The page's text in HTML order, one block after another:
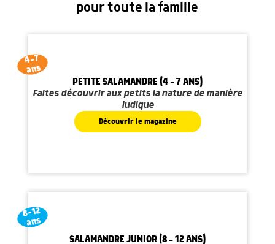
pour toute la famille
4-7
ans
PETITE SALAMANDRE (4 - 7 ANS)
Faites découvrir aux petits la nature de manière
ludique
Découvrir le magazine
8-12
ans
SALAMANDRE JUNIOR (8 - 12 ANS)